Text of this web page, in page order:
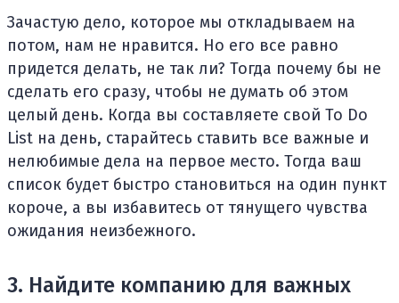
Зачастую дело, которое мы откладываем на
потом, нам не нравится. Но его все равно
придется делать, не так ли? Тогда почему бы не
сделать его сразу, чтобы не думать об этом
целый день. Когда вы составляете свой To Do
List на день, старайтесь ставить все важные и
нелюбимые дела на первое место. Тогда ваш
список будет быстро становиться на один пункт
короче, а вы избавитесь от тянущего чувства
ожидания неизбежного.
3. Найдите компанию для важных